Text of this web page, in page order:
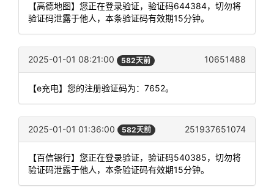
【高德地图】您正在登录验证，验证码644384，切勿将
验证码泄露于他人，本条验证码有效期15分钟。
2025-01-01 08:21:00 582天前 10651488
【e充电】您的注册验证码为：7652。
2025-01-01 01:36:00 582天前 251937651074
【百信银行】您正在登录验证，验证码540385，切勿将
验证码泄露于他人，本条验证码有效期15分钟。